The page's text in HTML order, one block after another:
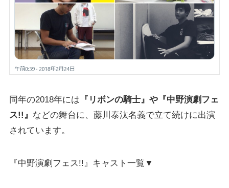
同年の2018年には 『リボンの騎士』や『中野演劇フェ
ス!!』 などの舞台に、藤川泰汰名義で立て続けに出演
されています。
『中野演劇フェス!!』キャスト一覧▼